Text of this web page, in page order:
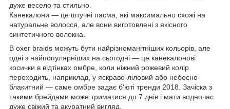
дуже весело та стильно.
Канекалони — це штучні пасма, які максимально схожі на
натуральне волосся, але вони виготовлені з якісного
синтетичного волокна.
B oxer braids можуть бути найрізноманітніших кольорів, але
одні з найпопулярніших на сьогодні — це канекалонові
косички в відтінках омбре, коли ніжний рожевий колір
переходить, наприклад, у яскраво-ліловий або небесно-
блакитний — саме омбре задає б'юті тренди 2018. Зачіска з
такими брейдами може триматися до 7 днів і мати водночас
дуже свіжий та акуратний вигляд.